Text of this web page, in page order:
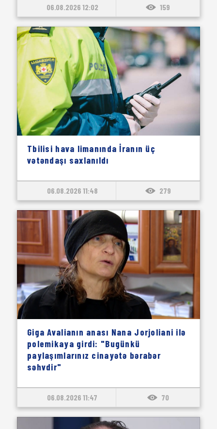
06.08.2026 12:02 159
Tbilisi hava limanında İranın üç
vətəndaşı saxlanıldı
06.08.2026 11:48 279
Giga Avalianın anası Nana Jorjoliani ilə
polemikaya girdi: "Bugünkü
paylaşımlarınız cinayətə bərabər
səhvdir"
06.08.2026 11:47 70